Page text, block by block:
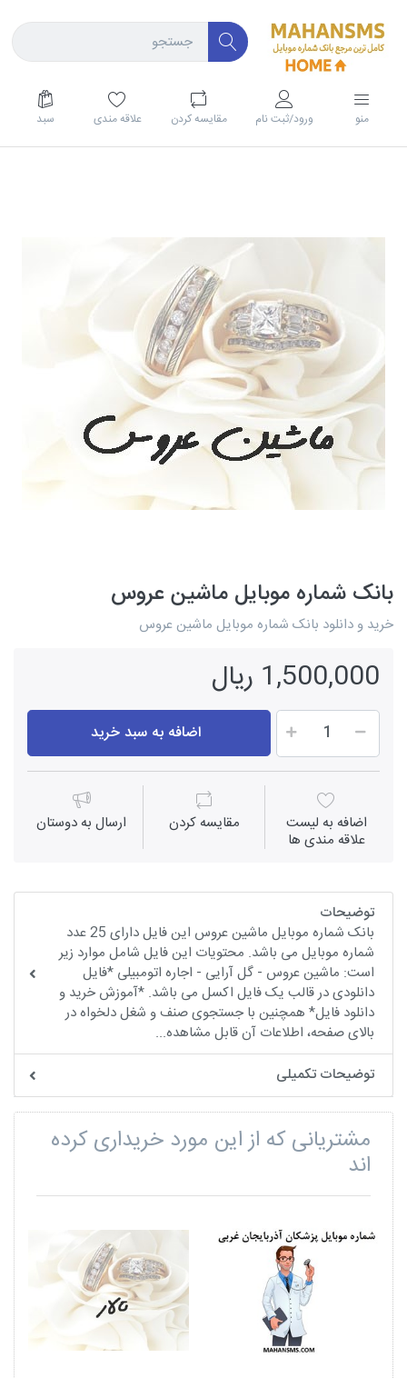
منو ورود/ثبت نام مقايسه كردن علاقه مندی سبد
بانک شماره موبایل ماشین عروس
خرید و دانلود بانک شماره موبایل ماشین عروس
1,500,000 ریال
اضافه به سبد خرید
اضافه به لیست
علاقه مندی ها
مقايسه كردن ارسال به دوستان
توضیحات
بانک شماره موبایل ماشین عروس این فایل دارای 25 عدد
شماره موبایل می باشد. محتویات این فایل شامل موارد زیر
است: ماشین عروس - گل آرایی - اجاره اتومبیلی *فایل
دانلودی در قالب یک فایل اکسل می باشد. *آموزش خرید و
دانلود فایل* همچنین با جستجوی صنف و شغل دلخواه در
بالای صفحه، اطلاعات آن قابل مشاهده...
توضیحات تکمیلی
مشتریانی که از این مورد خریداری کرده
اند